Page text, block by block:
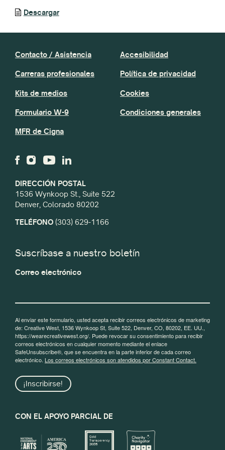
Descargar
DIRECCIÓN POSTAL
1536 Wynkoop St., Suite 522
Denver, Colorado 80202
TELÉFONO (303) 629-1166
Contacto / Asistencia
Carreras profesionales
Kits de medios
Formulario W-9
MFR de Cigna
Accesibilidad
Política de privacidad
Cookies
Condiciones generales
Suscríbase a nuestro boletín
Correo electrónico
Al enviar este formulario, usted acepta recibir correos electrónicos de marketing
de: Creative West, 1536 Wynkoop St, Suite 522, Denver, CO, 80202, EE. UU.,
https://wearecreativewest.org/. Puede revocar su consentimiento para recibir
correos electrónicos en cualquier momento mediante el enlace
SafeUnsubscribe®, que se encuentra en la parte inferior de cada correo
electrónico. Los correos electrónicos son atendidos por Constant Contact.
¡Inscribirse!
CON EL APOYO PARCIAL DE